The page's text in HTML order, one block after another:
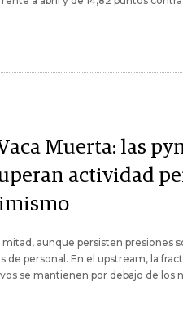
Muerta: las
actividad
mitad, aunque persisten presiones
de personal. En el upstream, la
se mantienen por debajo de los